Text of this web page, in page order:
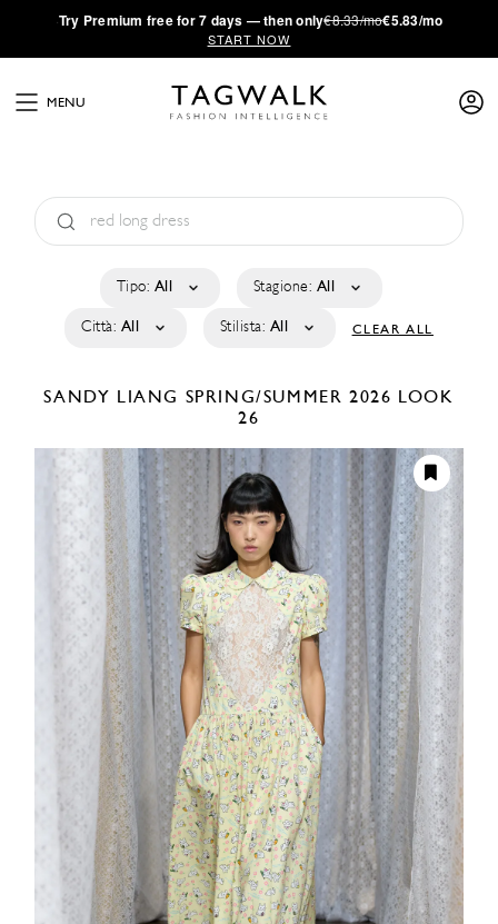
·Try Premium free for 7 days — then only€8.33/mo€5.83/mo
START NOW
MENU
Tipo: All Stagione: All
Città: All Stilista: All CLEAR ALL
SANDY LIANG SPRING/SUMMER 2026 LOOK
26